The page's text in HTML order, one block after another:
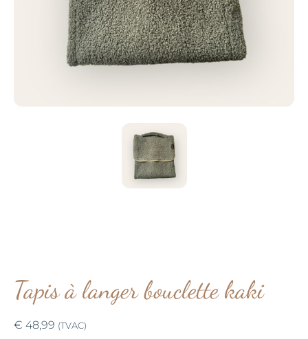
Tapis à langer bouclette kaki
€ 48,99 (TVAC)